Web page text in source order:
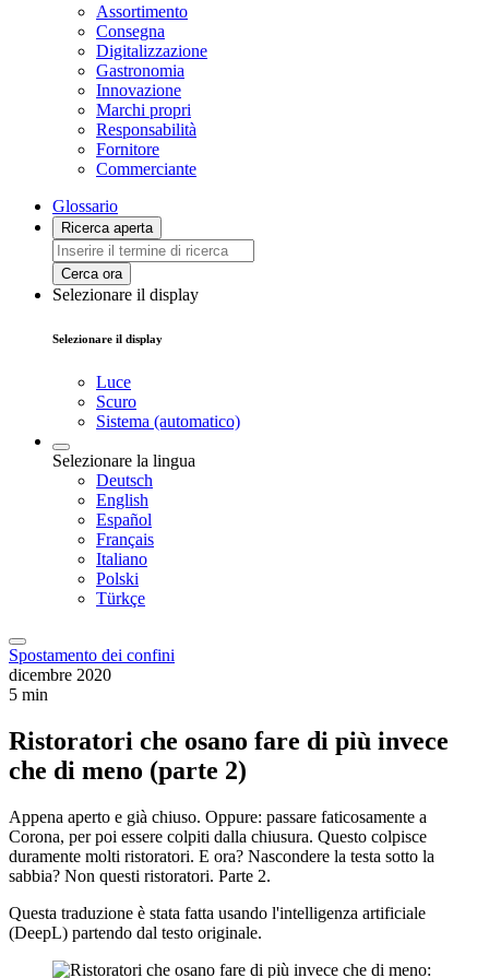
Assortimento
Consegna
Digitalizzazione
Gastronomia
Innovazione
Marchi propri
Responsabilità
Fornitore
Commerciante
Glossario
Ricerca aperta
Cerca ora
Selezionare il display
Selezionare il display
Luce
Scuro
Sistema (automatico)
Selezionare la lingua
Deutsch
English
Español
Français
Italiano
Polski
Türkçe
Spostamento dei confini
dicembre 2020
5 min
Ristoratori che osano fare di più invece
che di meno (parte 2)
Appena aperto e già chiuso. Oppure: passare faticosamente a
Corona, per poi essere colpiti dalla chiusura. Questo colpisce
duramente molti ristoratori. E ora? Nascondere la testa sotto la
sabbia? Non questi ristoratori. Parte 2.
Questa traduzione è stata fatta usando l'intelligenza artificiale
(DeepL) partendo dal testo originale.